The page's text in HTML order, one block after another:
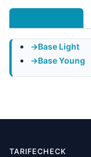
Base Light
Base Young
TARIFECHECK